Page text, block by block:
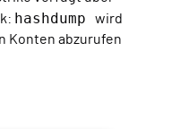
hashdump wird
Konten abzurufen